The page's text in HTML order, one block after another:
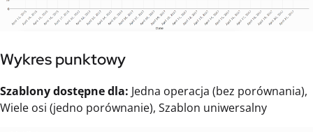
Wykres punktowy
Szablony dostępne dla: Jedna operacja (bez porównania),
Wiele osi (jedno porównanie), Szablon uniwersalny